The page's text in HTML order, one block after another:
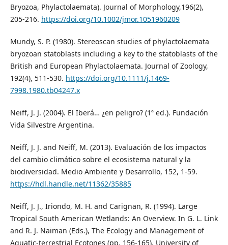
Bryozoa, Phylactolaemata). Journal of Morphology,196(2),
205-216. https://doi.org/10.1002/jmor.1051960209
Mundy, S. P. (1980). Stereoscan studies of phylactolaemata
bryozoan statoblasts including a key to the statoblasts of the
British and European Phylactolaemata. Journal of Zoology,
192(4), 511-530. https://doi.org/10.1111/j.1469-
7998.1980.tb04247.x
Neiff, J. J. (2004). El Iberá… ¿en peligro? (1ª ed.). Fundación
Vida Silvestre Argentina.
Neiff, J. J. and Neiff, M. (2013). Evaluación de los impactos
del cambio climático sobre el ecosistema natural y la
biodiversidad. Medio Ambiente y Desarrollo, 152, 1-59.
https://hdl.handle.net/11362/35885
Neiff, J. J., Iriondo, M. H. and Carignan, R. (1994). Large
Tropical South American Wetlands: An Overview. In G. L. Link
and R. J. Naiman (Eds.), The Ecology and Management of
Aquatic-terrestrial Ecotones (pp. 156-165). University of